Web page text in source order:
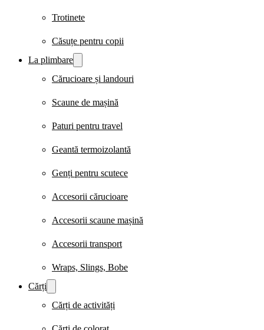
Trotinete
Căsuțe pentru copii
La plimbare
Cărucioare și landouri
Scaune de mașină
Paturi pentru travel
Geantă termoizolantă
Genți pentru scutece
Accesorii cărucioare
Accesorii scaune mașină
Accesorii transport
Wraps, Slings, Bobe
Cărți
Cărți de activități